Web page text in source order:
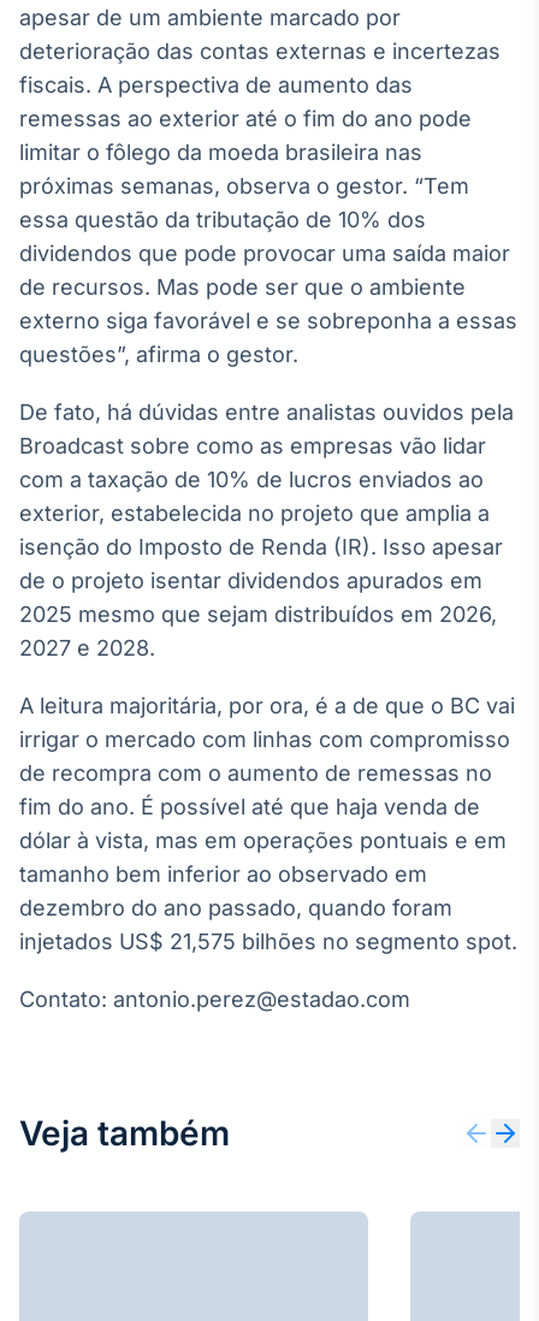
Crédito
Em breve
apesar de um ambiente marcado por
deterioração das contas externas e incertezas
fiscais. A perspectiva de aumento das
remessas ao exterior até o fim do ano pode
limitar o fôlego da moeda brasileira nas
próximas semanas, observa o gestor. “Tem
essa questão da tributação de 10% dos
dividendos que pode provocar uma saída maior
de recursos. Mas pode ser que o ambiente
externo siga favorável e se sobreponha a essas
questões”, afirma o gestor.
De fato, há dúvidas entre analistas ouvidos pela
Broadcast sobre como as empresas vão lidar
com a taxação de 10% de lucros enviados ao
exterior, estabelecida no projeto que amplia a
isenção do Imposto de Renda (IR). Isso apesar
de o projeto isentar dividendos apurados em
2025 mesmo que sejam distribuídos em 2026,
2027 e 2028.
A leitura majoritária, por ora, é a de que o BC vai
irrigar o mercado com linhas com compromisso
de recompra com o aumento de remessas no
fim do ano. É possível até que haja venda de
dólar à vista, mas em operações pontuais e em
tamanho bem inferior ao observado em
dezembro do ano passado, quando foram
injetados US$ 21,575 bilhões no segmento spot.
Contato: antonio.perez@estadao.com
Veja também